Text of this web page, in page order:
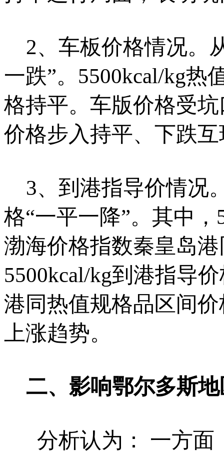
2、车板价格情况。
一跌”。5500kcal/kg热
格持平。车版价格受
价格步入持平、下跌
3、到港指导价情况
格“一平一降”。其中
渤海价格指数秦皇岛
5500kcal/kg到港指导
港同热值规格品区间
上涨趋势。
二、影响鄂尔多斯地
分析认为： 一方面